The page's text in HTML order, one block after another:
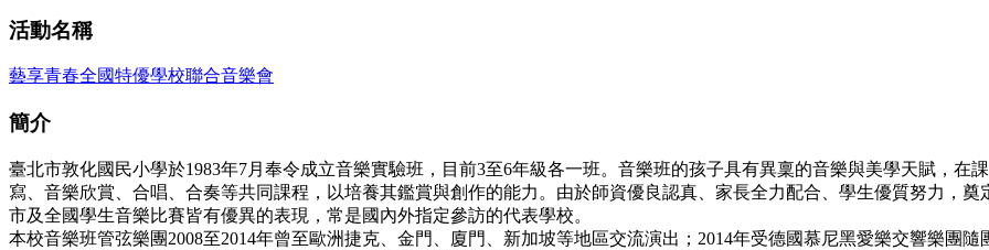
活動名稱
藝享青春全國特優學校聯合音樂會
簡介
臺北市敦化國民小學於1983年7月奉令成立音樂實驗班，目前3至6年級各一班。音樂班的孩子具有異稟的音樂與美學天賦，在
寫、音樂欣賞、合唱、合奏等共同課程，以培養其鑑賞與創作的能力。由於師資優良認真、家長全力配合、學生優質努力，
市及全國學生音樂比賽皆有優異的表現，常是國內外指定參訪的代表學校。
本校音樂班管弦樂團2008至2014年曾至歐洲捷克、金門、廈門、新加坡等地區交流演出；2014年受德國慕尼黑愛樂交響樂團